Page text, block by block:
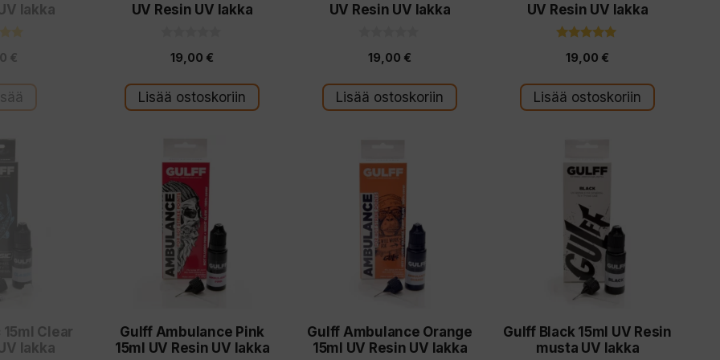
lakka
€
UV Resin UV lakka
s
t
ä
19,00 €
Lisää ostoskoriin
UV Resin UV lakka
s
t
ä
19,00 €
Lisää ostoskoriin
UV Resin UV lakka
5:stä
19,00 €
Lisää ostoskoriin
Clear
lakka
Gulff Ambulance Pink
15ml UV Resin UV lakka
Gulff Ambulance Orange
15ml UV Resin UV lakka
Gulff Black 15ml UV Resin
musta UV lakka